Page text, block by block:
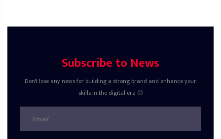
Subscribe to News
Don't lose any news for building a strong brand and enhance your
skills in the digital era 🙂